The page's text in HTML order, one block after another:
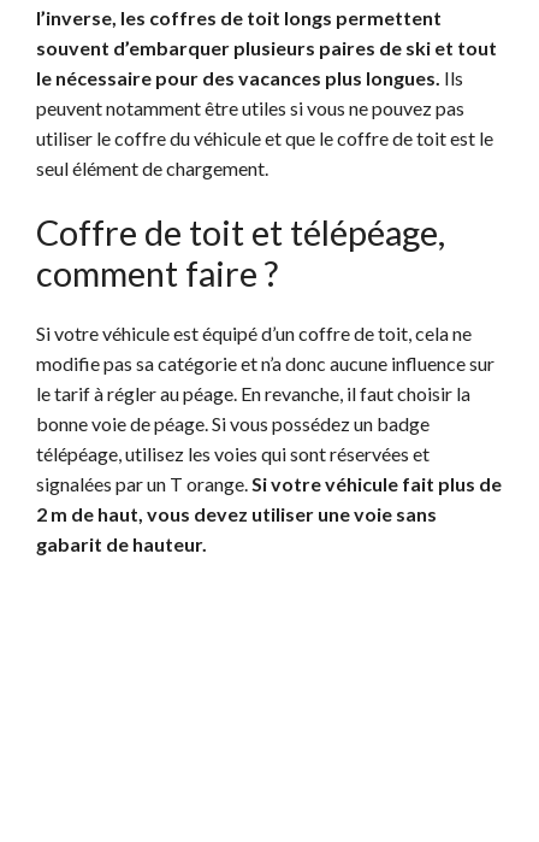
l’inverse, les coffres de toit longs permettent
souvent d’embarquer plusieurs paires de ski et tout
le nécessaire pour des vacances plus longues. Ils
peuvent notamment être utiles si vous ne pouvez pas
utiliser le coffre du véhicule et que le coffre de toit est le
seul élément de chargement.
Coffre de toit et télépéage,
comment faire ?
Si votre véhicule est équipé d’un coffre de toit, cela ne
modifie pas sa catégorie et n’a donc aucune influence sur
le tarif à régler au péage. En revanche, il faut choisir la
bonne voie de péage. Si vous possédez un badge
télépéage, utilisez les voies qui sont réservées et
signalées par un T orange.Si votre véhicule fait plus de
2 m de haut, vous devez utiliser une voie sans
gabarit de hauteur.